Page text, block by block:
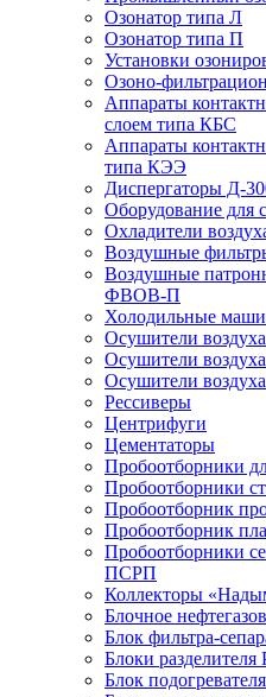
Озонатор типа Л
Озонатор типа П
Установки
Озоно-
Аппараты
слоем типа КБС
Аппараты
типа КЭЭ
Диспергаторы Д-
Оборудование для
Охладители
Воздушные
Воздушные
ФВОВ-П
Холодильные
Осушители
Осушители
Осушители
Рессиверы
Центрифуги
Цементаторы
Пробоотборники
Пробоотборники
Пробоотборник
Пробоотборник
Пробоотборники
ПСРП
Коллекторы
Блочное
Блок фильтра-
Блоки
Блок подогревателя